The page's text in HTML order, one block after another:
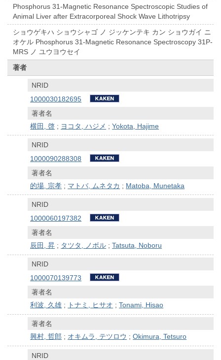
Phosphorus 31-Magnetic Resonance Spectroscopic Studies of
Animal Liver after Extracorporeal Shock Wave Lithotripsy
ショウゲキハ ショウシャゴ ノ ジッケンテキ カン ショウガイ ニ
オケル Phosphorus 31-Magnetic Resonance Spectroscopy 31P-
MRS ノ ユウヨウセイ
著者
NRID
1000030182695
著者名
横田, 啓 ; ヨコタ, ハジメ ;Yokota, Hajime
NRID
1000090288308
著者名
的場, 宗孝 ; マトバ, ムネタカ ; Matoba, Munetaka
NRID
1000060197382
著者名
辰田, 昇 ; タツタ, ノボル ;Tatsuta, Noboru
NRID
1000070139773
著者名
利波, 久雄 ; トナミ, ヒサオ ;Tonami, Hisao
著者名
興村, 哲郎 ; オキムラ, テツロウ ;Okimura, Tetsuro
NRID